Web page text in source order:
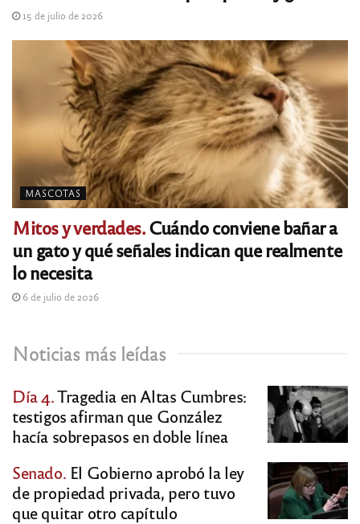
15 de julio de 2026
MASCOTAS
Mitos y verdades.Cuándo conviene bañar a
un gato y qué señales indican que realmente
lo necesita
6 de julio de 2026
Noticias más leídas
Día 4.Tragedia en Altas Cumbres:
testigos afirman que González
hacía sobrepasos en doble línea
Senado. El Gobierno aprobó la ley
de propiedad privada, pero tuvo
que quitar otro capítulo